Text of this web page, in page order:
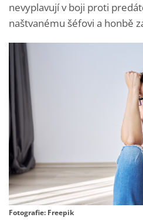
nevyplavují v boji proti
naštvanému šéfovi a honbě
Fotografie: Freepik